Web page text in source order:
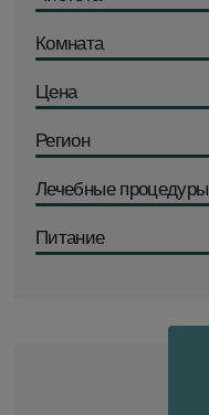
Комната
Цена
Регион
Лечебные процедуры
Питание